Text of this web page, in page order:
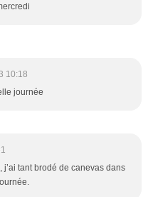
10:18
journée
tant brodé de canevas dans